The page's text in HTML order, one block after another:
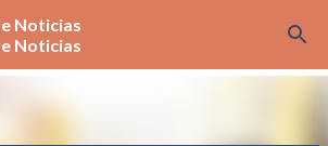
al contenido principal
Noticias
Noticias